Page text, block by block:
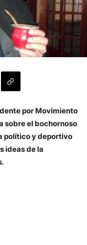
por Movimiento
sobre el bochornoso
político y deportivo
ideas de la